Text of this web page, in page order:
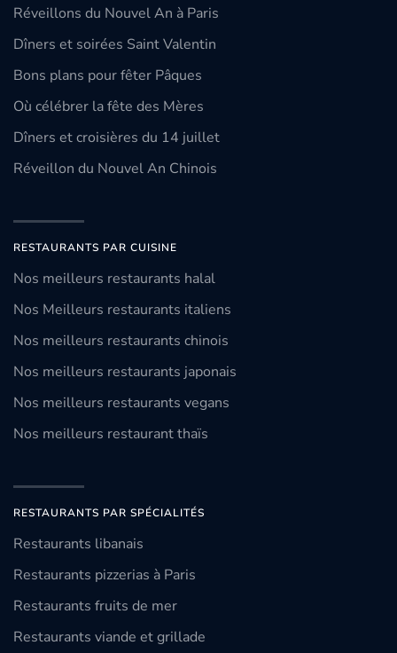
Réveillons du Nouvel An à Paris
Dîners et soirées Saint Valentin
Bons plans pour fêter Pâques
Où célébrer la fête des Mères
Dîners et croisières du 14 juillet
Réveillon du Nouvel An Chinois
RESTAURANTS PAR CUISINE
Nos meilleurs restaurants halal
Nos Meilleurs restaurants italiens
Nos meilleurs restaurants chinois
Nos meilleurs restaurants japonais
Nos meilleurs restaurants vegans
Nos meilleurs restaurant thaïs
RESTAURANTS PAR SPÉCIALITÉS
Restaurants libanais
Restaurants pizzerias à Paris
Restaurants fruits de mer
Restaurants viande et grillade